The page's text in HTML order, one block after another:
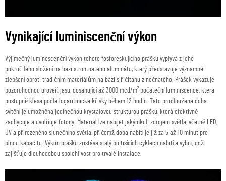
Vynikající luminiscenční výkon
Výjimečný luminescenční výkon tohoto fosforeskujícího prášku vyplývá z jeho
pokročilého složení na bázi strontnatého aluminátu, který představuje významné
zlepšení oproti tradičním materiálům na bázi siřičitanu zinečnatého. Prášek vykazuje
pozoruhodnou úroveň jasu, dosahující až 3000 mcd/m² počáteční luminiscence, která
postupně klesá podle logaritmické křivky během 12 hodin. Tato prodloužená doba
svítění je umožněna jedinečnou krystalovou strukturou prášku, která efektivně
zachycuje a uvolňuje fotony. Materiál lze nabíjet jakýmkoli zdrojem světla, včetně LED,
UV a přirozeného slunečního světla, přičemž doba nabití je již za 5 až 10 minut pro
plnou kapacitu. Výkon prášku zůstává stálý po tisících cyklech nabití a vybití, což
zajišťuje dlouhodobou spolehlivost pro trvalé instalace.